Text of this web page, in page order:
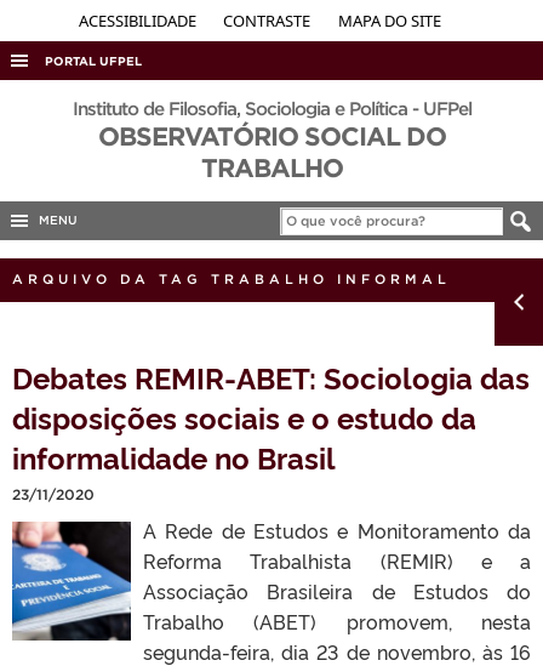
ACESSIBILIDADE CONTRASTE MAPA DO SITE
PORTAL UFPEL
ACESSO À INFORMAÇÃO
AUDITORIA
CONCURSOS
PORTARIAS
TELEFONES
Instituto de Filosofia, Sociologia e Política - UFPel
OBSERVATÓRIO SOCIAL DO
TRABALHO
MENU
ARQUIVO DA TAG TRABALHO INFORMAL
Debates REMIR-ABET: Sociologia das
disposições sociais e o estudo da
informalidade no Brasil
23/11/2020
A Rede de Estudos e Monitoramento da
Reforma Trabalhista (REMIR) e a
Associação Brasileira de Estudos do
Trabalho (ABET) promovem, nesta
segunda-feira, dia 23 de novembro, às 16